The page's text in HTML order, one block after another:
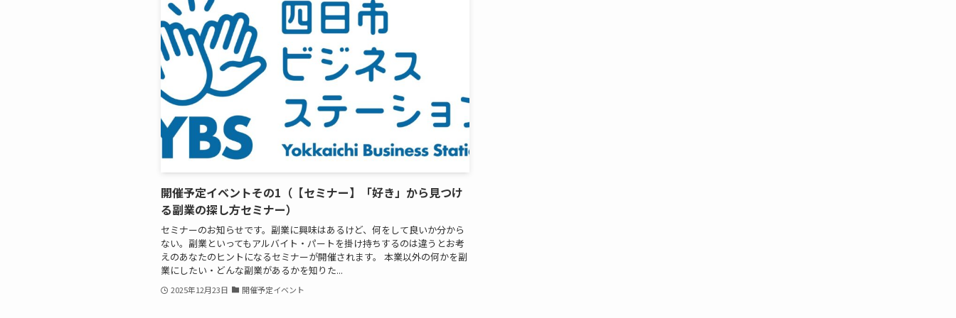
開催予定イベントその1（【セミナー】「好き」から見つけ
る副業の探し方セミナー）
セミナーのお知らせです。副業に興味はあるけど、何をして良いか分から
ない。副業といってもアルバイト・パートを掛け持ちするのは違うとお考
えのあなたのヒントになるセミナーが開催されます。 本業以外の何かを副
業にしたい・どんな副業があるかを知りた...
2025年12月23日 開催予定イベント